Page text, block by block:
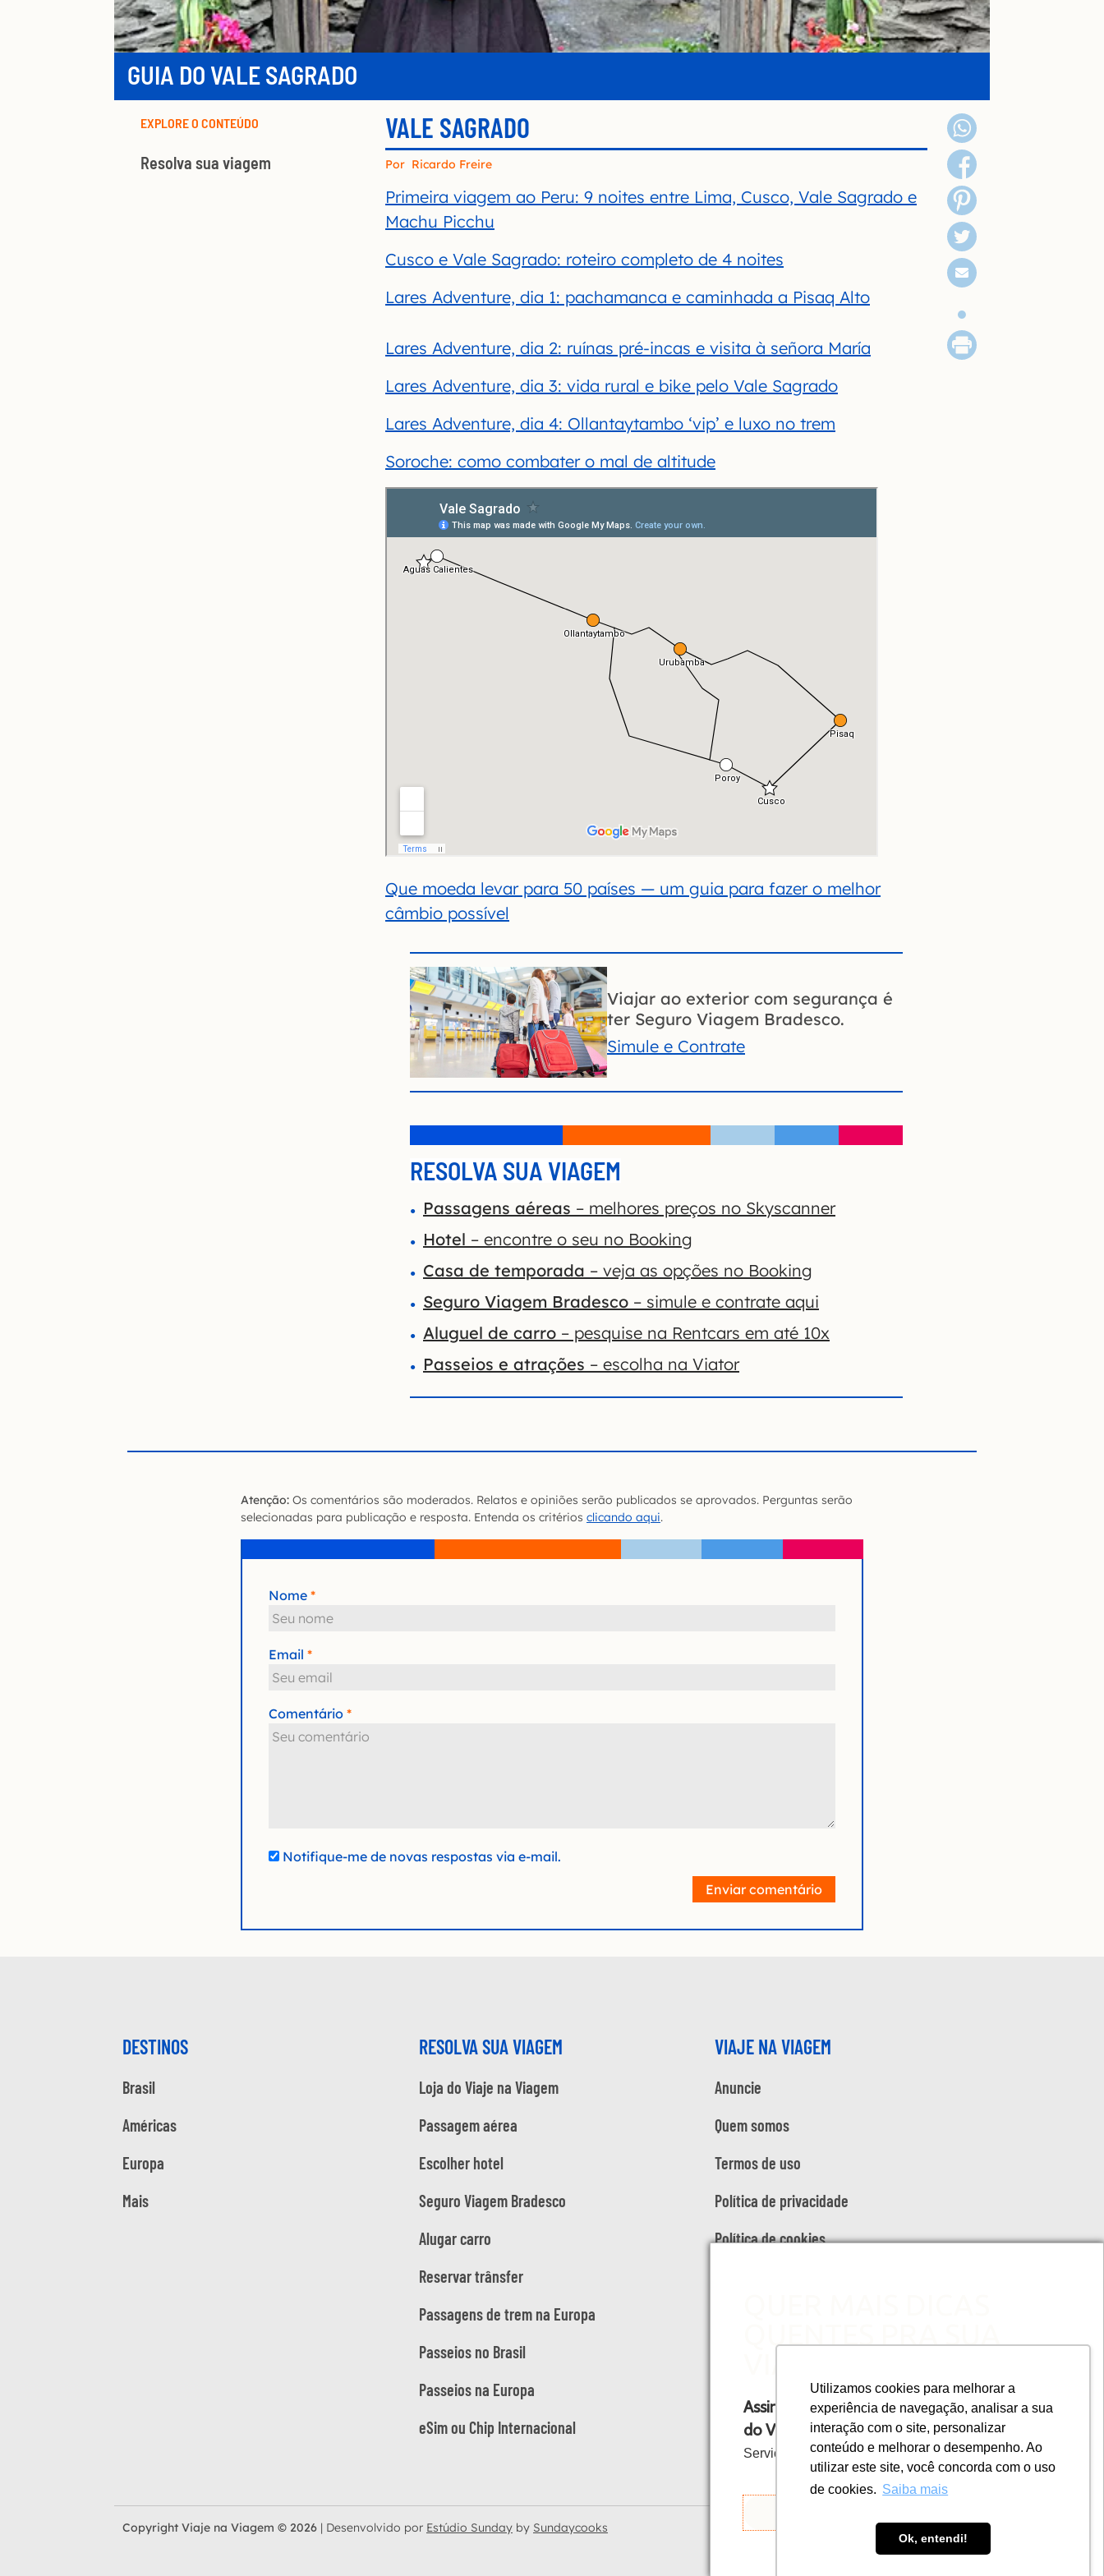
Assine a newsletter semanal
do Viaje na Viagem
Serviço gratuito
Utilizamos cookies para melhorar a
experiência de navegação, analisar a sua
interação com o site, personalizar
conteúdo e melhorar o desempenho. Ao
utilizar este site, você concorda com o uso
de cookies. Saiba mais
Ok, entendi!
GUIA DO VALE SAGRADO
EXPLORE O CONTEÚDO
Resolva sua viagem
VALE SAGRADO
Por Ricardo Freire
Primeira viagem ao Peru: 9 noites entre Lima, Cusco, Vale Sagrado e
Machu Picchu
Cusco e Vale Sagrado: roteiro completo de 4 noites
Lares Adventure, dia 1: pachamanca e caminhada a Pisaq Alto
Lares Adventure, dia 2: ruínas pré-incas e visita à señora María
Lares Adventure, dia 3: vida rural e bike pelo Vale Sagrado
Lares Adventure, dia 4: Ollantaytambo ‘vip’ e luxo no trem
Soroche: como combater o mal de altitude
Que moeda levar para 50 países — um guia para fazer o melhor
câmbio possível
Viajar ao exterior com segurança é
ter Seguro Viagem Bradesco.
Simule e Contrate
RESOLVA SUA VIAGEM
Passagens aéreas – melhores preços no Skyscanner
Hotel – encontre o seu no Booking
Casa de temporada – veja as opções no Booking
Seguro Viagem Bradesco – simule e contrate aqui
Aluguel de carro – pesquise na Rentcars em até 10x
Passeios e atrações – escolha na Viator
Atenção: Os comentários são moderados. Relatos e opiniões serão publicados se aprovados. Perguntas serão
selecionadas para publicação e resposta. Entenda os critérios clicando aqui.
Nome
Email
Comentário
Notifique-me de novas respostas via e-mail.
Enviar comentário
DESTINOS
Brasil
Américas
Europa
Mais
RESOLVA SUA VIAGEM
Loja do Viaje na Viagem
Passagem aérea
Escolher hotel
Seguro Viagem Bradesco
Alugar carro
Reservar trânsfer
Passagens de trem na Europa
Passeios no Brasil
Passeios na Europa
eSim ou Chip Internacional
VIAJE NA VIAGEM
Anuncie
Quem somos
Termos de uso
Política de privacidade
Política de cookies
Copyright Viaje na Viagem © 2026 | Desenvolvido por Estúdio Sunday by Sundaycooks